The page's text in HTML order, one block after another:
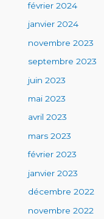
février 2024
janvier 2024
novembre 2023
septembre 2023
juin 2023
mai 2023
avril 2023
mars 2023
février 2023
janvier 2023
décembre 2022
novembre 2022